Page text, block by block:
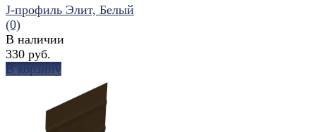
J-профиль Элит, Белый
(0)
В наличии
330 руб.
В корзину